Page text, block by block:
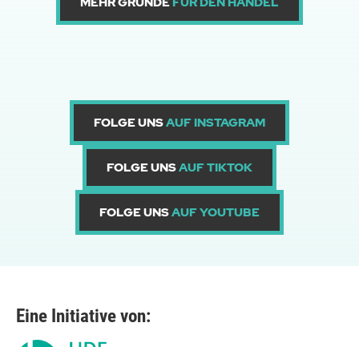
FOLGE UNSAUF INSTAGRAM
FOLGE UNSAUF TIKTOK
FOLGE UNSAUF YOUTUBE
Eine Initiative von: